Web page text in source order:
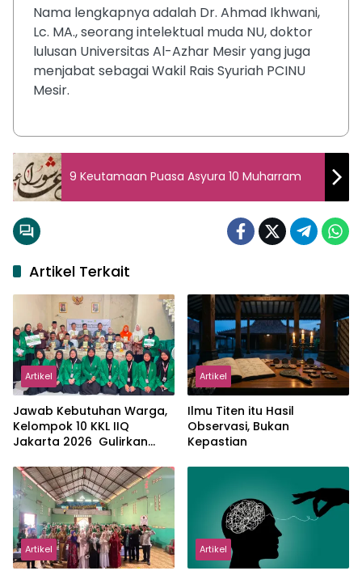
Nama lengkapnya adalah Dr. Ahmad Ikhwani,
Lc. MA., seorang intelektual muda NU, doktor
lulusan Universitas Al-Azhar Mesir yang juga
menjabat sebagai Wakil Rais Syuriah PCINU
Mesir.
9 Keutamaan Puasa Asyura 10 Muharram
Artikel Terkait
Artikel
Jawab Kebutuhan Warga,
Kelompok 10 KKL IIQ
Jakarta 2026 Gulirkan
Sukamanah
Artikel
Ilmu Titen itu Hasil
Observasi, Bukan
Kepastian
Artikel Artikel